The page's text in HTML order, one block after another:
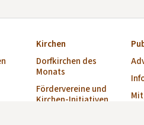
Kirchen
Dorfkirchen des
Monats
Fördervereine und
Kirchen-Initiativen